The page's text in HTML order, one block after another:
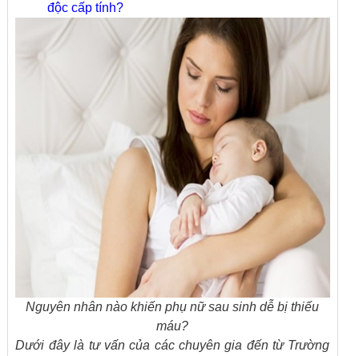
độc cấp tính?
Nguyên nhân nào khiến phụ nữ sau sinh dễ bị thiếu
máu?
Dưới đây là tư vấn của các chuyên gia đến từ Trường